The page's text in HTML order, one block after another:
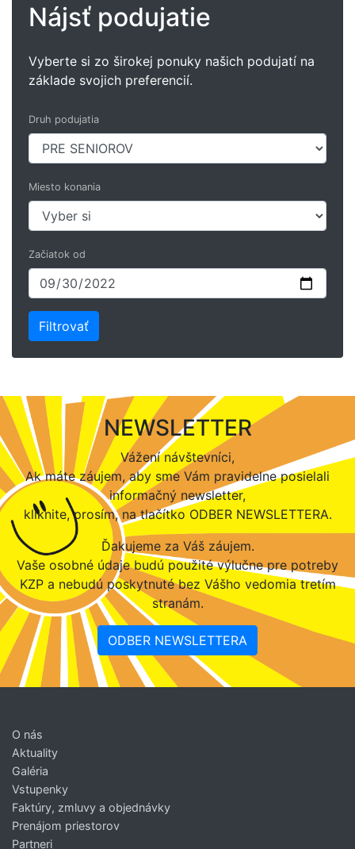
Nájsť podujatie
Vyberte si zo širokej ponuky našich podujatí na
základe svojich preferencií.
Druh podujatia
Miesto konania
Začiatok od
NEWSLETTER
Vážení návštevníci,
Ak máte záujem, aby sme Vám pravidelne posielali
informačný newsletter,
kliknite, prosím, na tlačítko ODBER NEWSLETTERA.
Ďakujeme za Váš záujem.
Vaše osobné údaje budú použité výlučne pre potreby
KZP a nebudú poskytnuté bez Vášho vedomia tretím
stranám.
ODBER NEWSLETTERA
O nás
Aktuality
Galéria
Vstupenky
Faktúry, zmluvy a objednávky
Prenájom priestorov
Partneri